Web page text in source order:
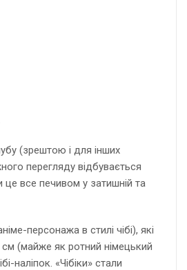
(зрештою і для інших
перегляду відбувається
все печивом у затишній та
персонажа в стилі чібі), які
см (майже як ротний німецький
наліпок. «Чібіки» стали